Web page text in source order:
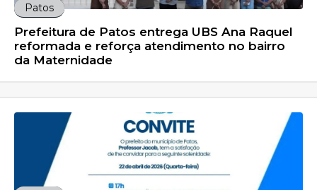
Patos
Prefeitura de Patos entrega UBS Ana Raquel
reformada e reforça atendimento no bairro
da Maternidade